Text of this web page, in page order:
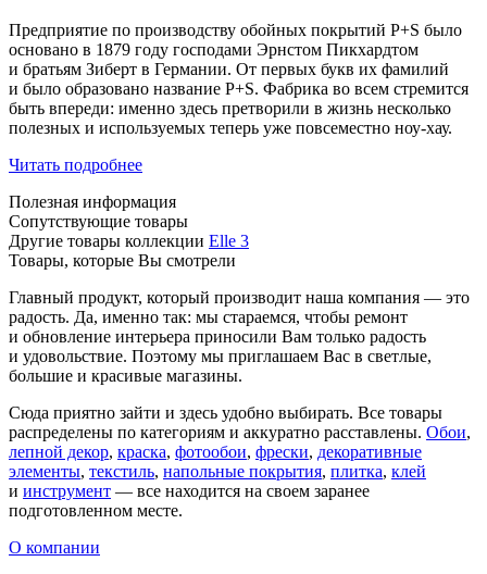
Предприятие по производству обойных покрытий P+S было
основано в 1879 году господами Эрнстом Пикхардтом
и братьям Зиберт в Германии. От первых букв их фамилий
и было образовано название P+S. Фабрика во всем стремится
быть впереди: именно здесь претворили в жизнь несколько
полезных и используемых теперь уже повсеместно ноу-хау.
Читать подробнее
Полезная информация
Сопутствующие товары
Другие товары коллекции Elle 3
Товары, которые Вы смотрели
Главный продукт, который производит наша компания — это
радость. Да, именно так: мы стараемся, чтобы ремонт
и обновление интерьера приносили Вам только радость
и удовольствие. Поэтому мы приглашаем Вас в светлые,
большие и красивые магазины.
Сюда приятно зайти и здесь удобно выбирать. Все товары
распределены по категориям и аккуратно расставлены. Обои,
лепной декор, краска, фотообои, фрески, декоративные
элементы, текстиль, напольные покрытия, плитка, клей
и инструмент — все находится на своем заранее
подготовленном месте.
О компании